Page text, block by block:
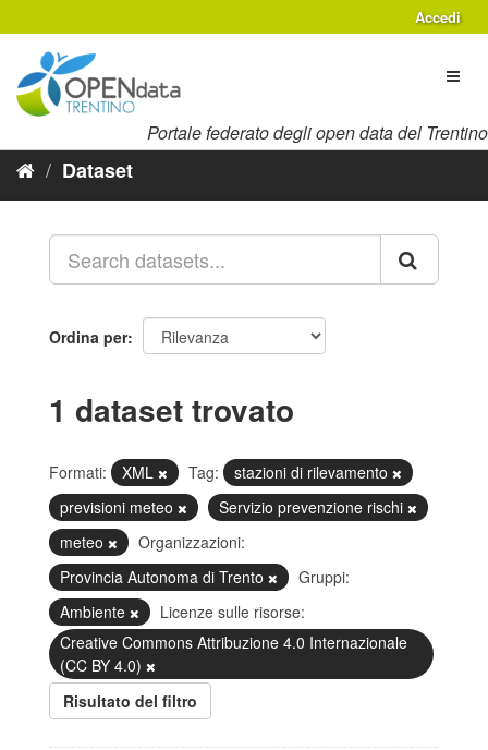
al
contenuto
Accedi
Portale federato degli open data del Trentino
Dataset
Ordina per
1 dataset trovato
Formati: XML Tag:
stazioni di rilevamento
previsioni meteo
Servizio prevenzione rischi
meteo
Organizzazioni:
Provincia Autonoma di Trento
Gruppi:
Ambiente
Licenze sulle risorse:
Creative Commons Attribuzione 4.0 Internazionale
(CC BY 4.0)
Risultato del filtro